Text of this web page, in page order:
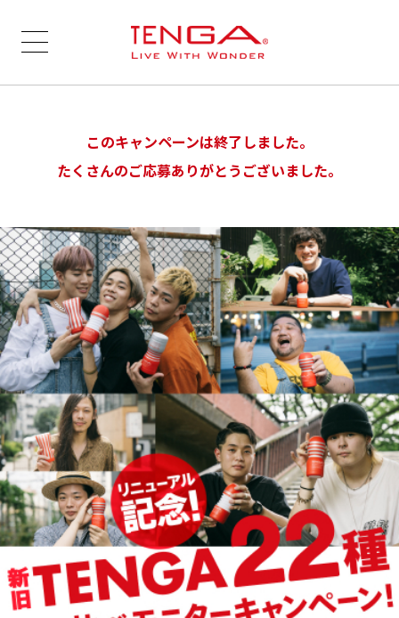
このキャンペーンは終了しました。
たくさんのご応募ありがとうございました。